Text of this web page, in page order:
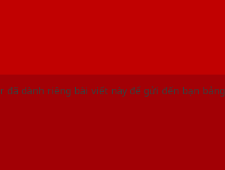
đã dành riêng bài viết này để gửi đến bạn bảng